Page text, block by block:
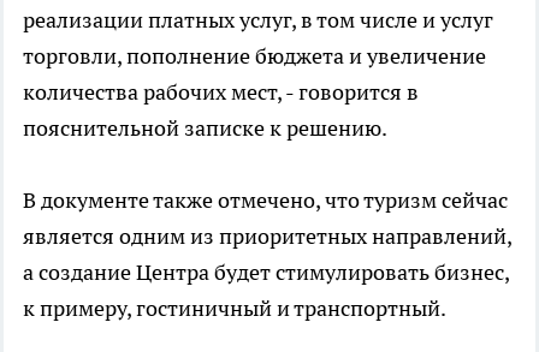
реализации платных услуг, в том числе и услуг
торговли, пополнение бюджета и увеличение
количества рабочих мест, - говорится в
пояснительной записке к решению.
В документе также отмечено, что туризм сейчас
является одним из приоритетных направлений,
а создание Центра будет стимулировать бизнес,
к примеру, гостиничный и транспортный.